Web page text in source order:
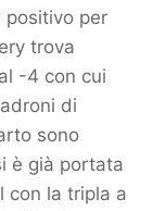
positivo per
trova
-4 con cui
di
sono
è già portata
con la tripla a